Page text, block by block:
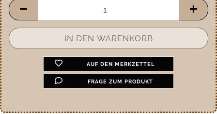
AUF DEN MERKZETTEL
FRAGE ZUM PRODUKT